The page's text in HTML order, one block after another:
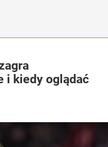
i kiedy oglądać